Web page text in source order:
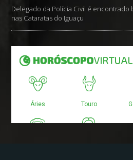
Delegado da Polícia Civil é encontrado
nas Cataratas do Iguaçu